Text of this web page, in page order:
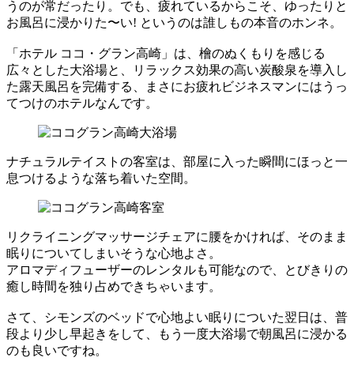
うのが常だったり。でも、疲れているからこそ、ゆったりと
お風呂に浸かりた〜い! というのは誰しもの本音のホンネ。
「ホテル ココ・グラン高崎」は、檜のぬくもりを感じる
広々とした大浴場と、リラックス効果の高い炭酸泉を導入し
た露天風呂を完備する、まさにお疲れビジネスマンにはうっ
てつけのホテルなんです。
ナチュラルテイストの客室は、部屋に入った瞬間にほっと一
息つけるような落ち着いた空間。
リクライニングマッサージチェアに腰をかければ、そのまま
眠りについてしまいそうな心地よさ。
アロマディフューザーのレンタルも可能なので、とびきりの
癒し時間を独り占めできちゃいます。
さて、シモンズのベッドで心地よい眠りについた翌日は、普
段より少し早起きをして、もう一度大浴場で朝風呂に浸かる
のも良いですね。